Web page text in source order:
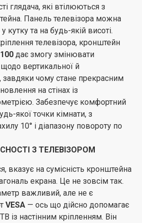
користь кронштейнаSatelit 13-
не доведеться турбуватися ні
комплектуючі, аж до дюбелів і
комплектації. Також, в
прикладається докладна
знайти всю інформацію.
глядача, які втілюються з
Панель телевізора можна
у кутку та на будь-якій висоті.
телевізора, кронштейн
дає змогу змінювати
вертикальної й
завдяки чому стане прекрасним
на стінах із
Забезпечує комфортний
якої точки кімнати, з
10° і діапазону повороту по
З ТЕЛЕВІЗОРОМ
вказує на сумісність кронштейна
екрана. Це не зовсім так.
важливий, але не є
VESA — ось що дійсно допомагає
із настінним кріпленням. Він